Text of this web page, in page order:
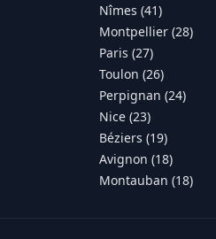
Nîmes (41)
Montpellier (28)
Paris (27)
Toulon (26)
Perpignan (24)
Nice (23)
Béziers (19)
Avignon (18)
Montauban (18)